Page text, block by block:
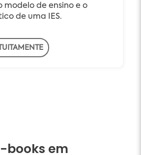
modelo de ensino e o
de uma IES.
books em